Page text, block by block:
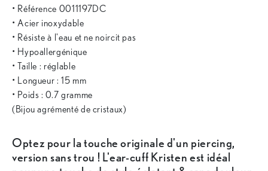
• Référence 0011197DC
• Acier inoxydable
• Résiste à l'eau et ne noircit pas
• Hypoallergénique
• Taille : réglable
• Longueur : 15 mm
• Poids : 0.7 gramme
(Bijou agrémenté de cristaux)
Optez pour la touche originale d'un piercing,
version sans trou ! L'ear-cuff Kristen est idéal